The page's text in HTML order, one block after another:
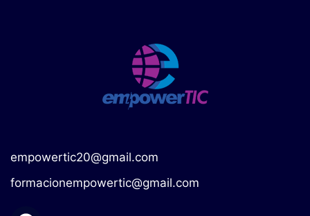
empowertic20@gmail.com
formacionempowertic@gmail.com